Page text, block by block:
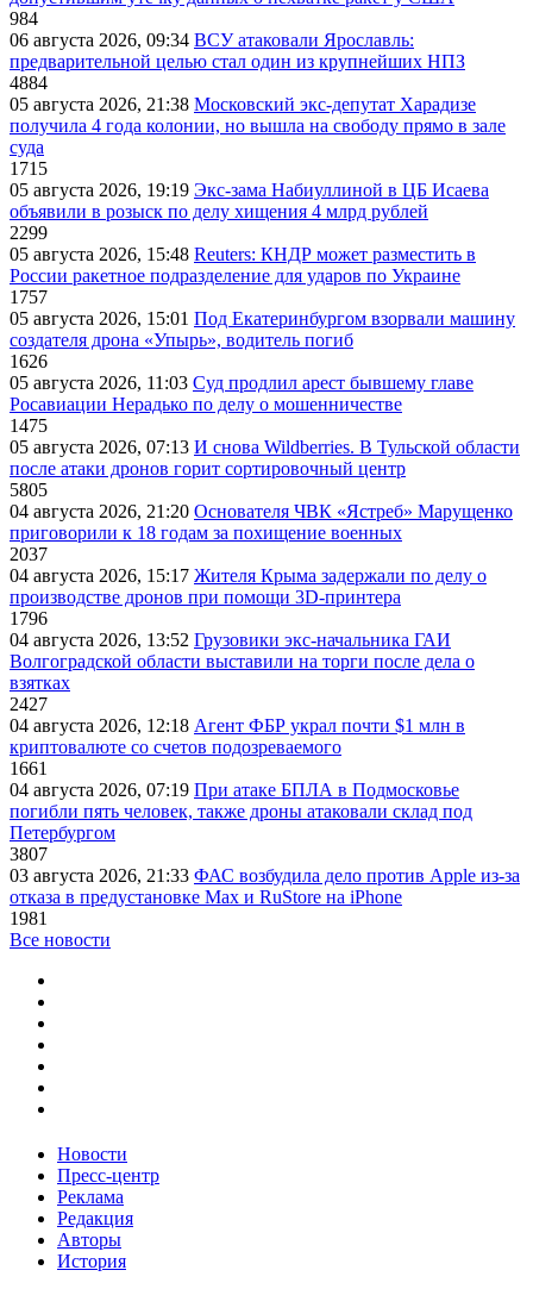
984
06 августа 2026, 09:34 ВСУ атаковали Ярославль:
предварительной целью стал один из крупнейших НПЗ
4884
05 августа 2026, 21:38 Московский экс-депутат Харадизе
получила 4 года колонии, но вышла на свободу прямо в зале
суда
1715
05 августа 2026, 19:19 Экс-зама Набиуллиной в ЦБ Исаева
объявили в розыск по делу хищения 4 млрд рублей
2299
05 августа 2026, 15:48 Reuters: КНДР может разместить в
России ракетное подразделение для ударов по Украине
1757
05 августа 2026, 15:01 Под Екатеринбургом взорвали машину
создателя дрона «Упырь», водитель погиб
1626
05 августа 2026, 11:03 Суд продлил арест бывшему главе
Росавиации Нерадько по делу о мошенничестве
1475
05 августа 2026, 07:13 И снова Wildberries. В Тульской области
после атаки дронов горит сортировочный центр
5805
04 августа 2026, 21:20 Основателя ЧВК «Ястреб» Марущенко
приговорили к 18 годам за похищение военных
2037
04 августа 2026, 15:17 Жителя Крыма задержали по делу о
производстве дронов при помощи 3D‑принтера
1796
04 августа 2026, 13:52 Грузовики экс-начальника ГАИ
Волгоградской области выставили на торги после дела о
взятках
2427
04 августа 2026, 12:18 Агент ФБР украл почти $1 млн в
криптовалюте со счетов подозреваемого
1661
04 августа 2026, 07:19 При атаке БПЛА в Подмосковье
погибли пять человек, также дроны атаковали склад под
Петербургом
3807
03 августа 2026, 21:33 ФАС возбудила дело против Apple из-за
отказа в предустановке Max и RuStore на iPhone
1981
Все новости
Новости
Пресс-центр
Реклама
Редакция
Авторы
История